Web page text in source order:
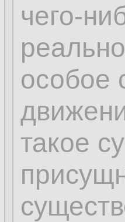
чего-
особое
такое